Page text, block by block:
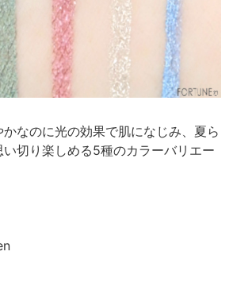
なのに光の効果で肌になじみ、夏ら
い切り楽しめる5種のカラーバリエー